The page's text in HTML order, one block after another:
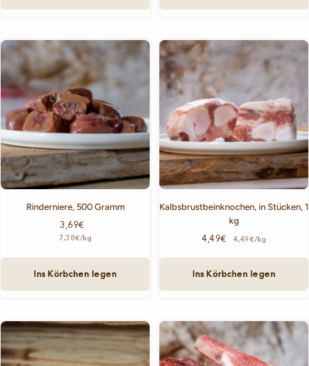
Rinderniere, 500 Gramm
Angebotspreis
3,69€
7,38€/kg
Ins Körbchen legen
Kalbsbrustbeinknochen, in Stücken, 1
kg
Angebotspreis
4,49€ 4,49€/kg
Ins Körbchen legen